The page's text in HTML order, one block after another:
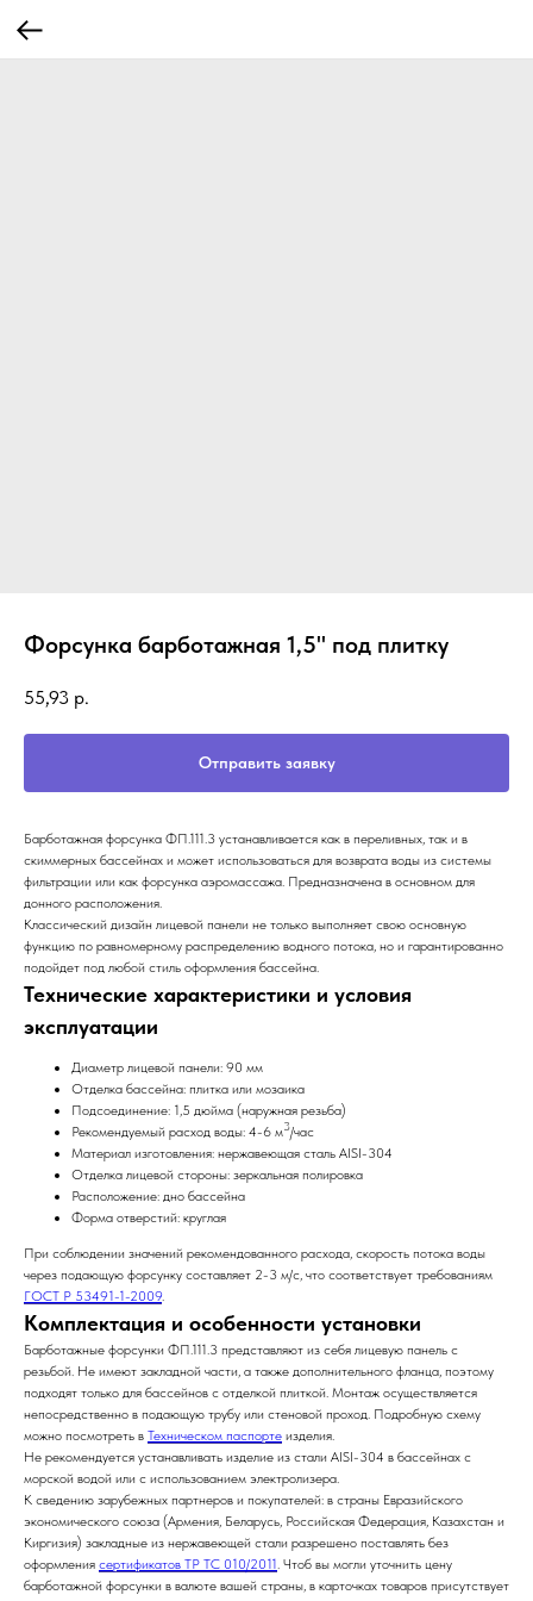
Форсунка барботажная 1,5" под плитку
55,93 р.
Отправить заявку
Барботажная форсунка ФП.111.3 устанавливается как в переливных, так и в
скиммерных бассейнах и может использоваться для возврата воды из системы
фильтрации или как форсунка аэромассажа. Предназначена в основном для
донного расположения.
Классический дизайн лицевой панели не только выполняет свою основную
функцию по равномерному распределению водного потока, но и гарантированно
подойдет под любой стиль оформления бассейна.
Технические характеристики и условия
эксплуатации
Диаметр лицевой панели: 90 мм
Отделка бассейна: плитка или мозаика
Подсоединение: 1,5 дюйма (наружная резьба)
Рекомендуемый расход воды: 4-6 м3/час
Материал изготовления: нержавеющая сталь AISI-304
Отделка лицевой стороны: зеркальная полировка
Расположение: дно бассейна
Форма отверстий: круглая
При соблюдении значений рекомендованного расхода, скорость потока воды
через подающую форсунку составляет 2-3 м/с, что соответствует требованиям
ГОСТ Р 53491-1-2009.
Комплектация и особенности установки
Барботажные форсунки ФП.111.3 представляют из себя лицевую панель с
резьбой. Не имеют закладной части, а также дополнительного фланца, поэтому
подходят только для бассейнов с отделкой плиткой. Монтаж осуществляется
непосредственно в подающую трубу или стеновой проход. Подробную схему
можно посмотреть в Техническом паспорте изделия.
Не рекомендуется устанавливать изделие из стали AISI-304 в бассейнах с
морской водой или с использованием электролизера.
К сведению зарубежных партнеров и покупателей: в страны Евразийского
экономического союза (Армения, Беларусь, Российская Федерация, Казахстан и
Киргизия) закладные из нержавеющей стали разрешено поставлять без
оформления сертификатов ТР ТС 010/2011. Чтоб вы могли уточнить цену
барботажной форсунки в валюте вашей страны, в карточках товаров присутствует